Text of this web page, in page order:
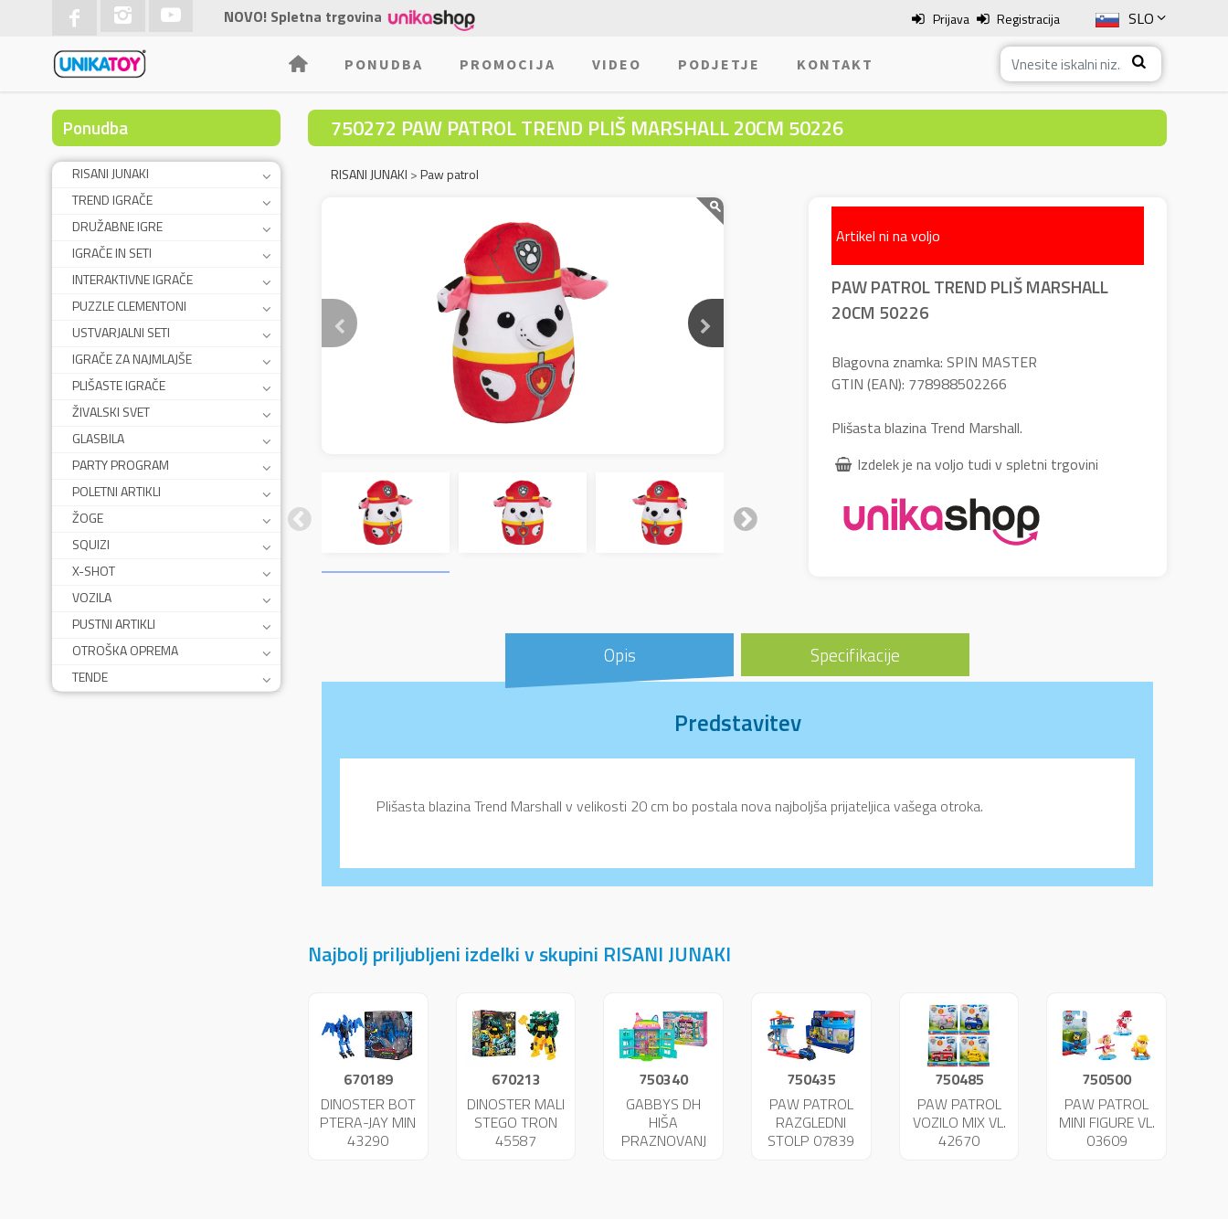
SLO
ENG
ITA
Prijava Registracija
NOVO! Spletna trgovina
PONUDBA PROMOCIJA VIDEO PODJETJE KONTAKT
Ponudba
RISANI JUNAKI
TREND IGRAČE
DRUŽABNE IGRE
IGRAČE IN SETI
INTERAKTIVNE IGRAČE
PUZZLE CLEMENTONI
USTVARJALNI SETI
IGRAČE ZA NAJMLAJŠE
PLIŠASTE IGRAČE
ŽIVALSKI SVET
GLASBILA
PARTY PROGRAM
POLETNI ARTIKLI
ŽOGE
SQUIZI
X-SHOT
VOZILA
PUSTNI ARTIKLI
OTROŠKA OPREMA
TENDE
750272 PAW PATROL TREND PLIŠ MARSHALL 20CM 50226
RISANI JUNAKI >Paw patrol
Artikel ni na voljo
PAW PATROL TREND PLIŠ MARSHALL
20CM 50226
Blagovna znamka: SPIN MASTER
GTIN (EAN): 778988502266
Plišasta blazina Trend Marshall.
Izdelek je na voljo tudi v spletni trgovini
Opis Specifikacije
Predstavitev
Plišasta blazina Trend Marshall v velikosti 20 cm bo postala nova najboljša prijateljica vašega otroka.
Najbolj priljubljeni izdelki v skupini RISANI JUNAKI
670189
DINOSTER BOT
PTERA-JAY MIN
43290
670213
DINOSTER MALI
STEGO TRON
45587
750340
GABBYS DH
HIŠA
PRAZNOVANJ
750435
PAW PATROL
RAZGLEDNI
STOLP 07839
750485
PAW PATROL
VOZILO MIX VL.
42670
750500
PAW PATROL
MINI FIGURE VL.
03609